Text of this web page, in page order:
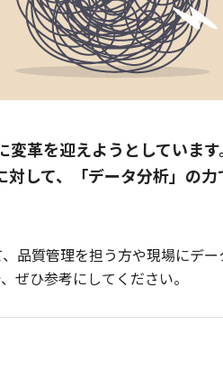
革を迎えようとしていま
して、「データ分析」の力
品質管理を担う方や現場にデ
ぜひ参考にしてください。